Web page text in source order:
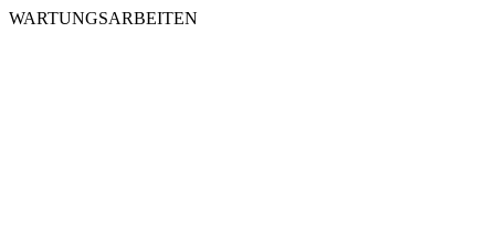
WARTUNGSARBEITEN